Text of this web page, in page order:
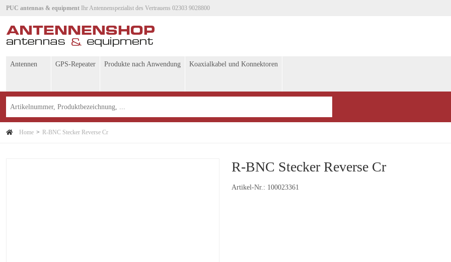
PUC antennas & equipment Ihr Antennenspezialist des Vertrauens 02303 9028800
Antennen GPS-Repeater Produkte nach Anwendung Koaxialkabel und Konnektoren
Home R-BNC Stecker Reverse Cr
R-BNC Stecker Reverse Cr
Artikel-Nr.: 100023361